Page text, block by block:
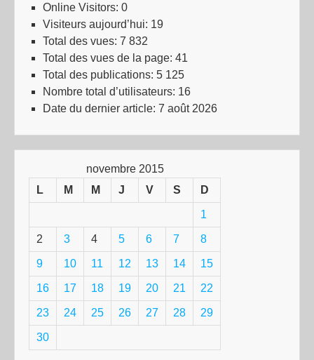
Online Visitors: 0
Visiteurs aujourd’hui: 19
Total des vues: 7 832
Total des vues de la page: 41
Total des publications: 5 125
Nombre total d’utilisateurs: 16
Date du dernier article: 7 août 2026
novembre 2015
L
M M J V S D
1
2 3 4 5 6 7 8
9 10 11 12 13 14 15
16 17 18 19 20 21 22
23 24 25 26 27 28 29
30